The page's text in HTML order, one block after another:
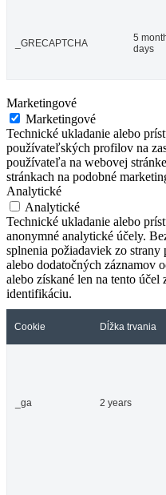
_GRECAPTCHA
5
days
Marketingové
Marketingové
Technické ukladanie alebo
používateľských profilov na
používateľa na webovej
stránkach na podobné
Analytické
Analytické
Technické ukladanie alebo
anonymné analytické účely.
splnenia požiadaviek zo
alebo dodatočných záznamov
alebo získané len na tento
identifikáciu.
Cookie Dĺžka trvania
_ga 2 years